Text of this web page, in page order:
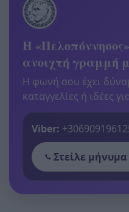
Η
ανοιχτή γραμμή
Η φωνή σου έχει
καταγγελίες ή ιδέες
Viber:
Στείλε